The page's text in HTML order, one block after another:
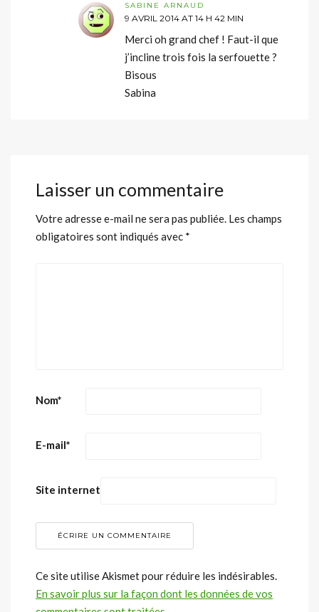
SABINE ARNAUD
9 AVRIL 2014 AT 14 H 42 MIN
Merci oh grand chef ! Faut-il que
j’incline trois fois la serfouette ?
Bisous
Sabina
Laisser un commentaire
Votre adresse e-mail ne sera pas publiée. Les champs
obligatoires sont indiqués avec *
Nom*
E-mail*
Site internet
Ce site utilise Akismet pour réduire les indésirables.
En savoir plus sur la façon dont les données de vos